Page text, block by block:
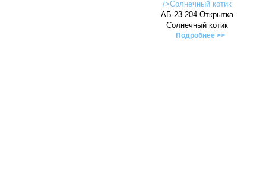
AБ 23-204 Открытка
Солнечный котик
Подробнее >>